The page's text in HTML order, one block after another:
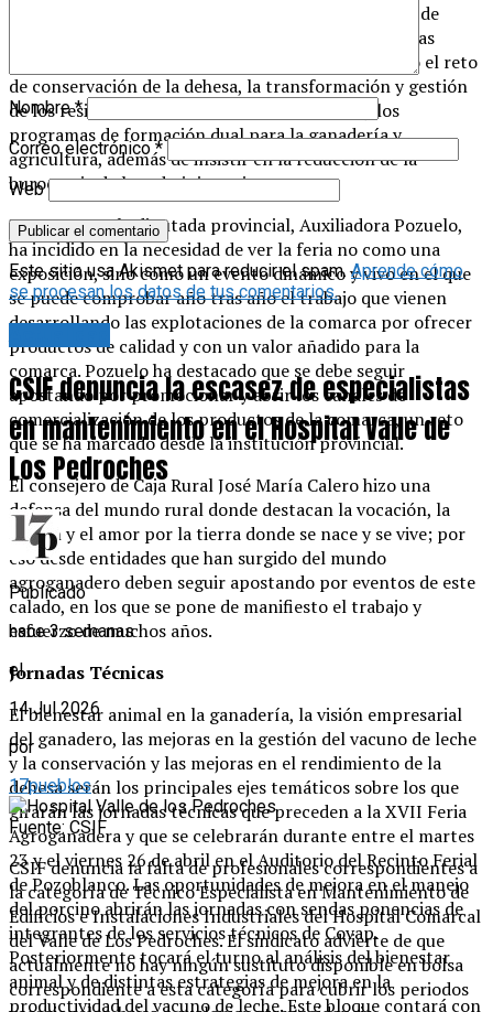
comenzando por el problema de la sequía y la falta de
medidas para conseguir el suministro estable para las
explotaciones agroganaderas. También ha expuesto el reto
de conservación de la dehesa, la transformación y gestión
de los residuos ganaderos, la sanidad animal y los
programas de formación dual para la ganadería y
agricultura, además de insistir en la reducción de la
burocracia de las administraciones.
Por su parte, la diputada provincial, Auxiliadora Pozuelo,
ha incidido en la necesidad de ver la feria no como una
exposición, sino como un evento dinámico y vivo en el que
se puede comprobar año tras año el trabajo que vienen
desarrollando las explotaciones de la comarca por ofrecer
productos de calidad y con un valor añadido para la
comarca. Pozuelo ha destacado que se debe seguir
apostando por promocionar y abrir los canales de
comercialización de los productos de la comarca, un reto
que se ha marcado desde la institución provincial.
El consejero de Caja Rural José María Calero hizo una
defensa del mundo rural donde destacan la vocación, la
pasión y el amor por la tierra donde se nace y se vive; por
eso desde entidades que han surgido del mundo
agroganadero deben seguir apostando por eventos de este
calado, en los que se pone de manifiesto el trabajo y
esfuerzo de muchos años.
Jornadas Técnicas
El bienestar animal en la ganadería, la visión empresarial
del ganadero, las mejoras en la gestión del vacuno de leche
y la conservación y las mejoras en el rendimiento de la
dehesa serán los principales ejes temáticos sobre los que
girarán las jornadas técnicas que preceden a la XVII Feria
Agroganadera y que se celebrarán durante entre el martes
23 y el viernes 26 de abril en el Auditorio del Recinto Ferial
de Pozoblanco. Las oportunidades de mejora en el manejo
del porcino abrirán las jornadas con sendas ponencias de
integrantes de los servicios técnicos de Covap.
Posteriormente tocará el turno al análisis del bienestar
animal y de distintas estrategias de mejora en la
productividad del vacuno de leche. Este bloque contará con
Nombre*
Correo electrónico*
Web
Este sitio usa Akismet para reducir el spam.Aprende cómo
se procesan los datos de tus comentarios.
CSIF denuncia la escasez de especialistas
en mantenimiento en el Hospital Valle de
Los Pedroches
Publicado
hace 3 semanas
el
14 Jul 2026
por
17pueblos
Fuente: CSIF
CSIF denuncia la falta de profesionales correspondientes a
la categoría de Técnico Especialista en Mantenimiento de
Edificios e Instalaciones Industriales del Hospital Comarcal
del Valle de Los Pedroches. El sindicato advierte de que
actualmente no hay ningún sustituto disponible en bolsa
correspondiente a esta categoría para cubrir los periodos